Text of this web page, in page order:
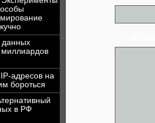
данных
миллиардов
адресов на
бороться
в РФ